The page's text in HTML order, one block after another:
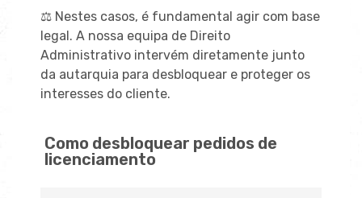
⚖️ Nestes casos, é fundamental agir com base
legal. A nossa equipa de Direito
Administrativo intervém diretamente junto
da autarquia para desbloquear e proteger os
interesses do cliente.
Como desbloquear pedidos de
licenciamento